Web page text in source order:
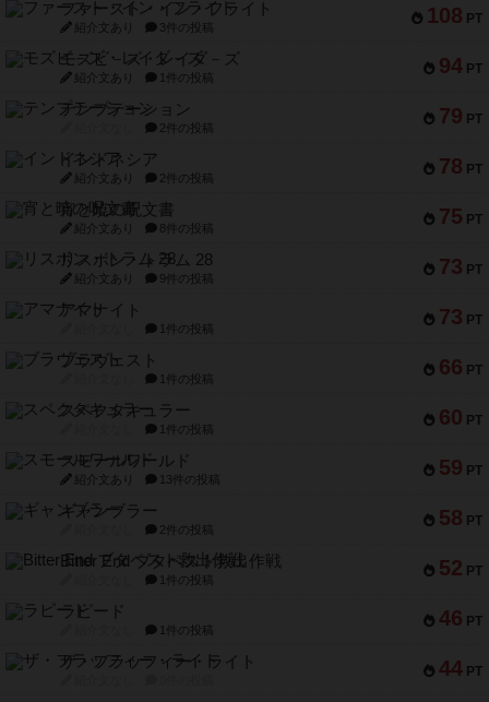
108 PT
ファースト・イン・フライト
紹介文あり 3件の投稿
94 PT
モズビ－ズ・レイダ－ズ
紹介文あり 1件の投稿
79 PT
テンプテーション
2件の投稿
78 PT
インドネシア
紹介文あり 2件の投稿
75 PT
宵と暁の呪文書
紹介文あり 8件の投稿
73 PT
リスボン・トラム 28
紹介文あり 9件の投稿
73 PT
アマナイト
1件の投稿
66 PT
ブラヴェスト
1件の投稿
60 PT
スペクタキュラー
1件の投稿
59 PT
スモールワールド
紹介文あり 13件の投稿
58 PT
ギャンブラー
2件の投稿
52 PT
Bitter End ブタペスト救出作戦
1件の投稿
46 PT
ラピード
1件の投稿
44 PT
ザ・フラッフィー・ライト